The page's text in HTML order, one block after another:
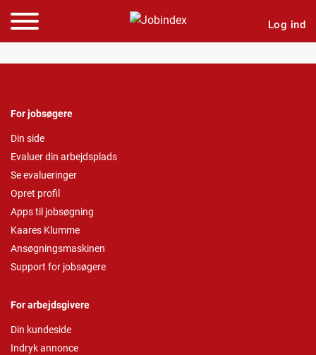
Log ind
For jobsøgere
Din side
Evaluer din arbejdsplads
Se evalueringer
Opret profil
Apps til jobsøgning
Kaares Klumme
Ansøgningsmaskinen
Support for jobsøgere
For arbejdsgivere
Din kundeside
Indryk annonce